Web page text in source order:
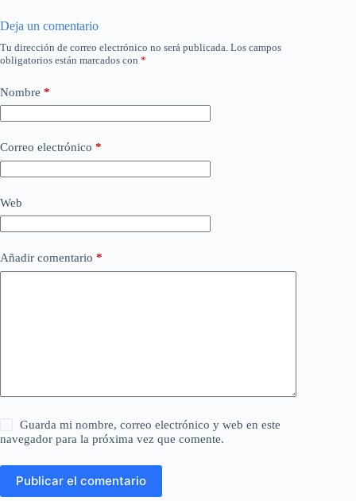
Deja un comentario
Tu dirección de correo electrónico no será publicada. Los campos
obligatorios están marcados con *
Nombre *
Correo electrónico *
Web
Añadir comentario *
Guarda mi nombre, correo electrónico y web en este
navegador para la próxima vez que comente.
Publicar el comentario